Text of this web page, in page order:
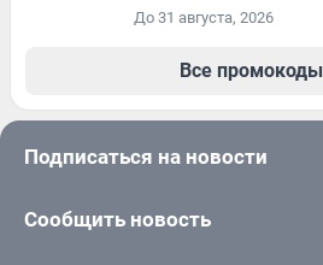
До 31 августа, 2026
Все промокоды
Подписаться на новости
Сообщить новость